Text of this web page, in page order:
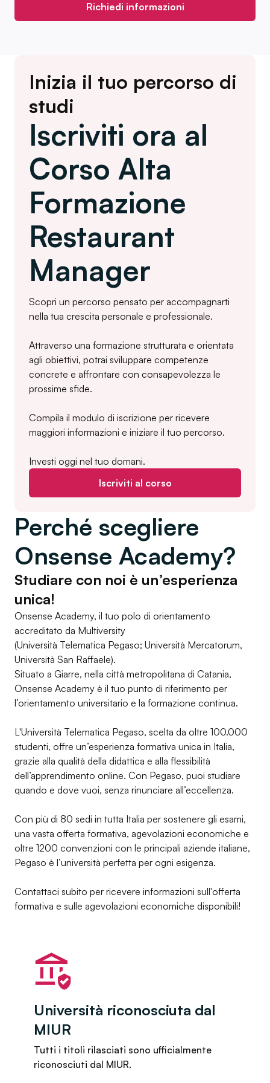
Richiedi informazioni
Inizia il tuo percorso di
studi
Iscriviti ora al
Corso Alta
Formazione
Restaurant
Manager
Scopri un percorso pensato per accompagnarti
nella tua crescita personale e professionale.
Attraverso una formazione strutturata e orientata
agli obiettivi, potrai sviluppare competenze
concrete e affrontare con consapevolezza le
prossime sfide.
Compila il modulo di iscrizione per ricevere
maggiori informazioni e iniziare il tuo percorso.
Investi oggi nel tuo domani.
Iscriviti al corso
Perché scegliere
Onsense Academy?
Studiare con noi è un’esperienza
unica!
Onsense Academy, il tuo polo di orientamento
accreditato da Multiversity
(Università Telematica Pegaso; Università Mercatorum,
Università San Raffaele).
Situato a Giarre, nella città metropolitana di Catania,
Onsense Academy è il tuo punto di riferimento per
l’orientamento universitario e la formazione continua.
L'Università Telematica Pegaso, scelta da oltre 100.000
studenti, offre un’esperienza formativa unica in Italia,
grazie alla qualità della didattica e alla flessibilità
dell’apprendimento online. Con Pegaso, puoi studiare
quando e dove vuoi, senza rinunciare all’eccellenza.
Con più di 80 sedi in tutta Italia per sostenere gli esami,
una vasta offerta formativa, agevolazioni economiche e
oltre 1200 convenzioni con le principali aziende italiane,
Pegaso è l’università perfetta per ogni esigenza.
Contattaci subito per ricevere informazioni sull'offerta
formativa e sulle agevolazioni economiche disponibili!
Università riconosciuta dal
MIUR
Tutti i titoli rilasciati sono ufficialmente
riconosciuti dal MIUR.